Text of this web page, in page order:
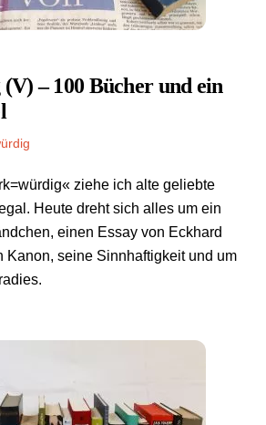
– 100 Bücher und ein
ziehe ich alte geliebte
Heute dreht sich alles um ein
einen Essay von Eckhard
Kanon, seine Sinnhaftigkeit und um